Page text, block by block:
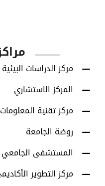
مركز الدراسات
المركز الاستشاري
مركز تقنية المعلومات
روضة الجامعة
المستشفى الجامعي
مركز التطوير